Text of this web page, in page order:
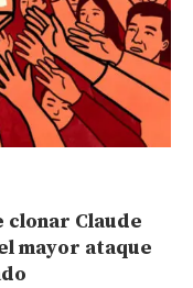
clonar Claude
mayor ataque